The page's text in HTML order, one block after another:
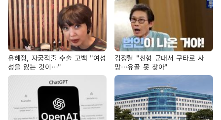
유혜정, 자궁적출 수술 고백 "여성
성을 잃는 것이…"
김정렬 "친형 군대서 구타로 사
망…유골 못 찾아"